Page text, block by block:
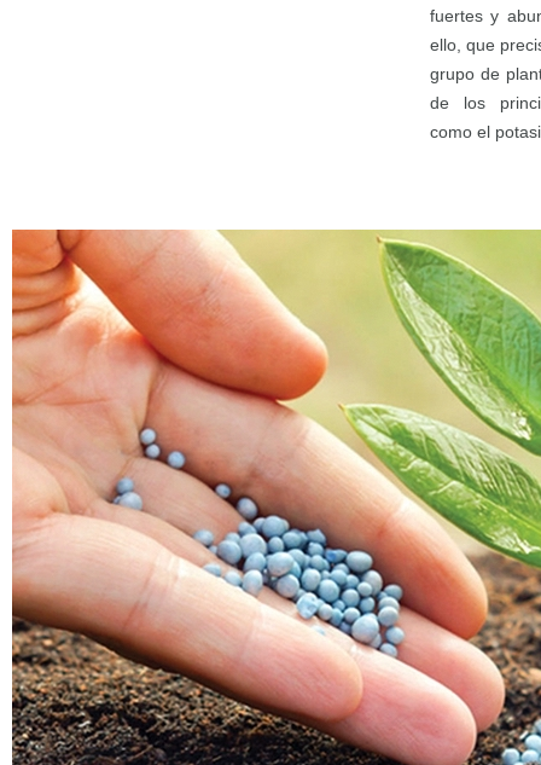
fuertes y
ello, que
grupo de
de los
como el